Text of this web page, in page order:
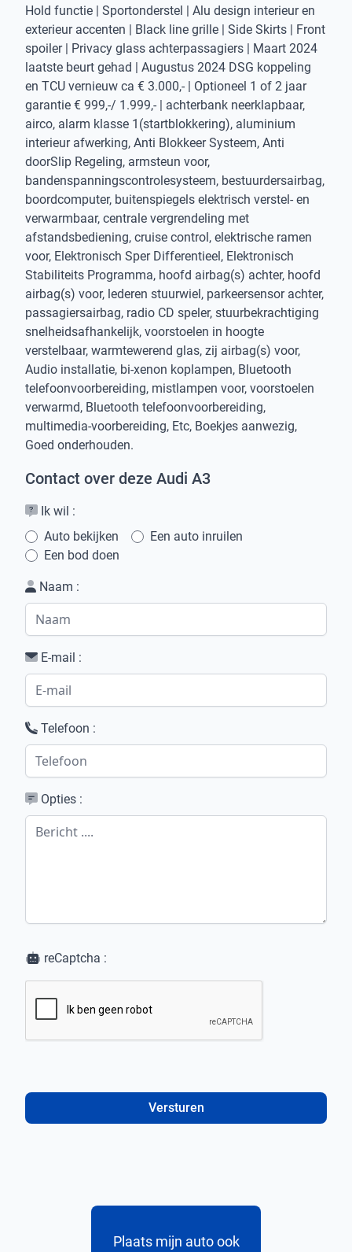
Hold functie | Sportonderstel | Alu design interieur en
exterieur accenten | Black line grille | Side Skirts | Front
spoiler | Privacy glass achterpassagiers | Maart 2024
laatste beurt gehad | Augustus 2024 DSG koppeling
en TCU vernieuw ca € 3.000,- | Optioneel 1 of 2 jaar
garantie € 999,-/ 1.999,- | achterbank neerklapbaar,
airco, alarm klasse 1(startblokkering), aluminium
interieur afwerking, Anti Blokkeer Systeem, Anti
doorSlip Regeling, armsteun voor,
bandenspanningscontrolesysteem, bestuurdersairbag,
boordcomputer, buitenspiegels elektrisch verstel- en
verwarmbaar, centrale vergrendeling met
afstandsbediening, cruise control, elektrische ramen
voor, Elektronisch Sper Differentieel, Elektronisch
Stabiliteits Programma, hoofd airbag(s) achter, hoofd
airbag(s) voor, lederen stuurwiel, parkeersensor achter,
passagiersairbag, radio CD speler, stuurbekrachtiging
snelheidsafhankelijk, voorstoelen in hoogte
verstelbaar, warmtewerend glas, zij airbag(s) voor,
Audio installatie, bi-xenon koplampen, Bluetooth
telefoonvoorbereiding, mistlampen voor, voorstoelen
verwarmd, Bluetooth telefoonvoorbereiding,
multimedia-voorbereiding, Etc, Boekjes aanwezig,
Goed onderhouden.
Contact over deze Audi A3
Ik wil :
Auto bekijken
Een auto inruilen
Een bod doen
Naam :
E-mail :
Telefoon :
Opties :
reCaptcha :
Versturen
Plaats mijn auto ook